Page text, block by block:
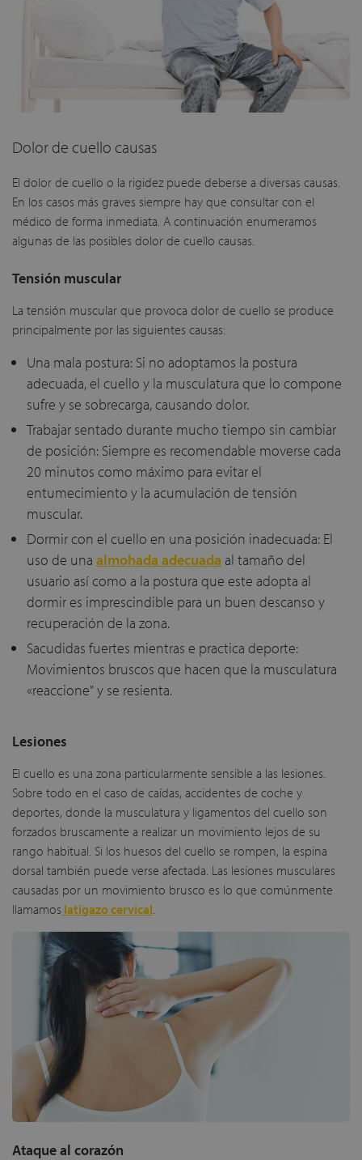
Dolor de cuello causas
El dolor de cuello o la rigidez puede deberse a diversas causas.
En los casos más graves siempre hay que consultar con el
médico de forma inmediata. A continuación enumeramos
algunas de las posibles dolor de cuello causas.
Tensión muscular
La tensión muscular que provoca dolor de cuello se produce
principalmente por las siguientes causas:
Una mala postura: Si no adoptamos la postura
adecuada, el cuello y la musculatura que lo compone
sufre y se sobrecarga, causando dolor.
Trabajar sentado durante mucho tiempo sin cambiar
de posición: Siempre es recomendable moverse cada
20 minutos como máximo para evitar el
entumecimiento y la acumulación de tensión
muscular.
Dormir con el cuello en una posición inadecuada: El
uso de una almohada adecuada al tamaño del
usuario así como a la postura que este adopta al
dormir es imprescindible para un buen descanso y
recuperación de la zona.
Sacudidas fuertes mientras e practica deporte:
Movimientos bruscos que hacen que la musculatura
«reaccione" y se resienta.
Lesiones
El cuello es una zona particularmente sensible a las lesiones.
Sobre todo en el caso de caídas, accidentes de coche y
deportes, donde la musculatura y ligamentos del cuello son
forzados bruscamente a realizar un movimiento lejos de su
rango habitual. Si los huesos del cuello se rompen, la espina
dorsal también puede verse afectada. Las lesiones musculares
causadas por un movimiento brusco es lo que comúnmente
llamamos latigazo cervical.
Ataque al corazón